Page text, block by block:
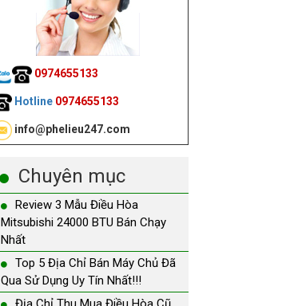
0974655133
Hotline 0974655133
info@phelieu247.com
Chuyên mục
Review 3 Mẫu Điều Hòa
Mitsubishi 24000 BTU Bán Chạy
Nhất
Top 5 Địa Chỉ Bán Máy Chủ Đã
Qua Sử Dụng Uy Tín Nhất!!!